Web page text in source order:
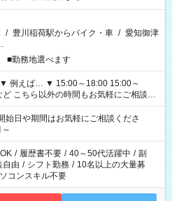
/ 豊川稲荷駅からバイク・車 / 愛知御津
■勤務地選べます
談く
日や期間はお気軽にご相談くださ
/ 履歴書不要 / 40～50代活躍中 / 副
自由 / シフト勤務 / 10名以上の大量募
コンスキル不要